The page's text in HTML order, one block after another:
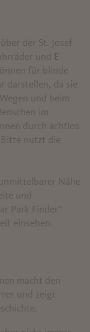
der St. Josef
und E-
für blinde
darstellen, da sie
und beim
im
durch achtlos
nutzt die
Nähe
und
Park Finder“
einsehen.
macht den
und zeigt